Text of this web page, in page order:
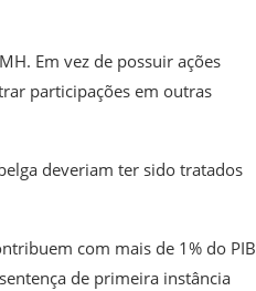
Em vez de possuir ações
participações em outras
deveriam ter sido tratados
com mais de 1% do PIB
de primeira instância